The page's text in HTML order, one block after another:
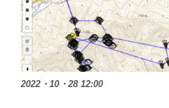
2022・10・28 12:00